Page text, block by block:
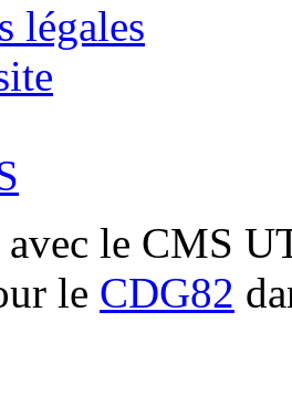
légales
avec le CMS
le CDG82